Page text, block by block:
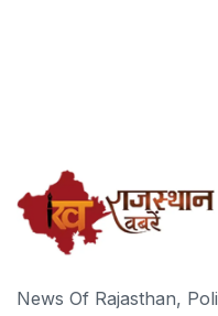
News Of Rajasthan,